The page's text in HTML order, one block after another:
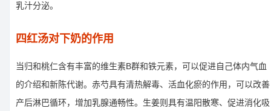
乳汁分泌。
四红汤对下奶的作用
当归和桃仁含有丰富的维生素B群和铁元素，可以促进自己体内气血
的介绍和新陈代谢。赤芍具有清热解毒、活血化瘀的作用，可以改善
产后淋巴循环，增加乳腺通畅性。生姜则具有温阳散寒、促进消化吸